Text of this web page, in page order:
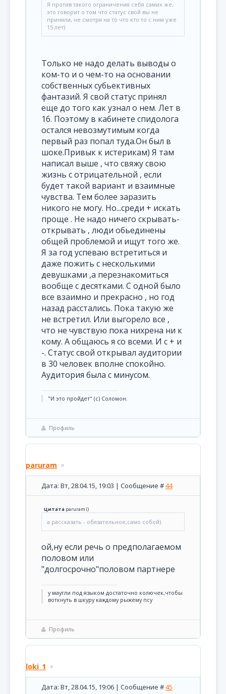
Я против такого ограничения себя самих же,
это говорит о том что статус свой вы не
приняли, не смотря на то что кто то с ним уже
15 лет)
Только не надо делать выводы о
ком-то и о чем-то на основании
собственных субьективных
фантазий. Я свой статус принял
еще до того как узнал о нем. Лет в
16. Поэтому в кабинете спидолога
остался невозмутимым когда
первый раз попал туда.Он был в
шоке.Привык к истерикам) Я там
написал выше , что свяжу свою
жизнь с отрицательной , если
будет такой вариант и взаимные
чувства. Тем более заразить
никого не могу. Но...среди + искать
проще . Не надо ничего скрывать-
открывать , люди обьединены
общей проблемой и ищут того же.
Я за год успеваю встретиться и
даже пожить с несколькими
девушками ,а перезнакомиться
вообще с десятками. С одной было
все взаимно и прекрасно , но год
назад расстались. Пока такую же
не встретил. Или выгорело все ,
что не чувствую пока нихрена ни к
кому. А общаюсь я со всеми. И с + и
-. Статус свой открывал аудитории
в 30 человек вполне спокойно.
Аудитория была с минусом.
"И это пройдет" (с) Соломон.
Профиль
paruram
Дата: Вт, 28.04.15, 19:03 | Сообщение #44
Цитата paruram ()
а рассказать - обязательное,само собой)
ой,ну если речь о предполагаемом
половом или
"долгосрочно"половом партнере
у маугли под языком достаточно колючек,чтобы
воткнуть в шкуру каждому рыжему псу
Профиль
loki_1
Дата: Вт, 28.04.15, 19:06 | Сообщение #45